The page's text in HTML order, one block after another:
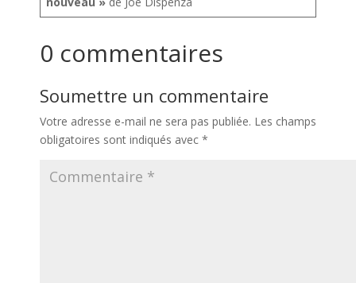
0 commentaires
Soumettre un commentaire
Votre adresse e-mail ne sera pas publiée. Les champs
obligatoires sont indiqués avec *